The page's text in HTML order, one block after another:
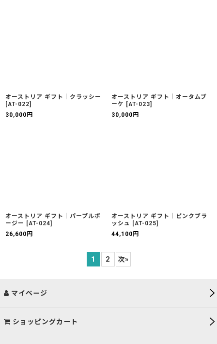
オーストリア ギフト｜クラッシー
[AT-022]
30,000 円
オーストリア ギフト｜オータムブ
ーケ
[AT-023]
30,000 円
オーストリア ギフト｜パープルポ
ージー
[AT-024]
26,600 円
オーストリア ギフト｜ピンクブラ
ッシュ
[AT-025]
44,100 円
1 2 次»
マイページ
ショッピングカート